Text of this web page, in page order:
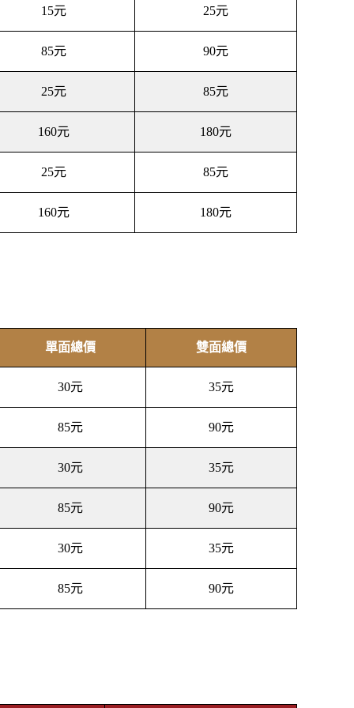
15元 25元
85元 90元
25元 85元
160元 180元
25元 85元
160元 180元
單面總價 雙面總價
30元 35元
85元 90元
30元 35元
85元 90元
30元 35元
85元 90元